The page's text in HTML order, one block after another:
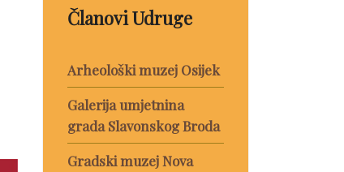
Članovi Udruge
Arheološki muzej Osijek
Galerija umjetnina
grada Slavonskog Broda
Gradski muzej Nova